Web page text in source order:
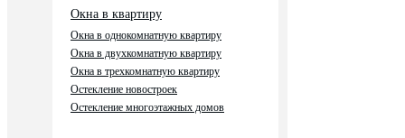
Окна в квартиру
Окна в однокомнатную квартиру
Окна в двухкомнатную квартиру
Окна в трехкомнатную квартиру
Остекление новостроек
Остекление многоэтажных домов